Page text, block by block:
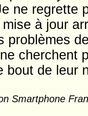
ne regrette
à jour
problèmes
cherchent
bout de leur
Smartphone